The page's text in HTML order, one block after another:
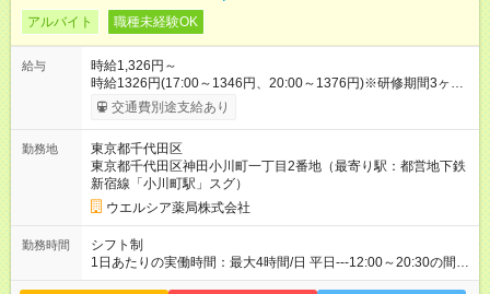
アルバイト 職種未経験OK
給与
時給1,326円～
時給1326円(17:00～1346円、20:00～1376円)※研修期間3ヶ月
以降、社内試験による更新判定あり 社内試験合格後、時給＋50
～100円の昇給あり （大学生は＋20円） 試用期間あり：入社日
期間あり 試用期間の長さ：3ヶ月 雇用形態、給与は本採用時と
同じです。
交通費別途支給あり
勤務地
東京都千代田区
東京都千代田区神田小川町一丁目2番地（最寄り駅：都営地下鉄
新宿線「小川町駅」スグ）
ウエルシア薬局株式会社
勤務時間
シフト制
1日あたりの実働時間：最大4時間/日 平日---12:00～20:30の間で
1日4時間の勤務 ☆週2～5日の勤務 ※勤務曜日応相談 ☆未経験・